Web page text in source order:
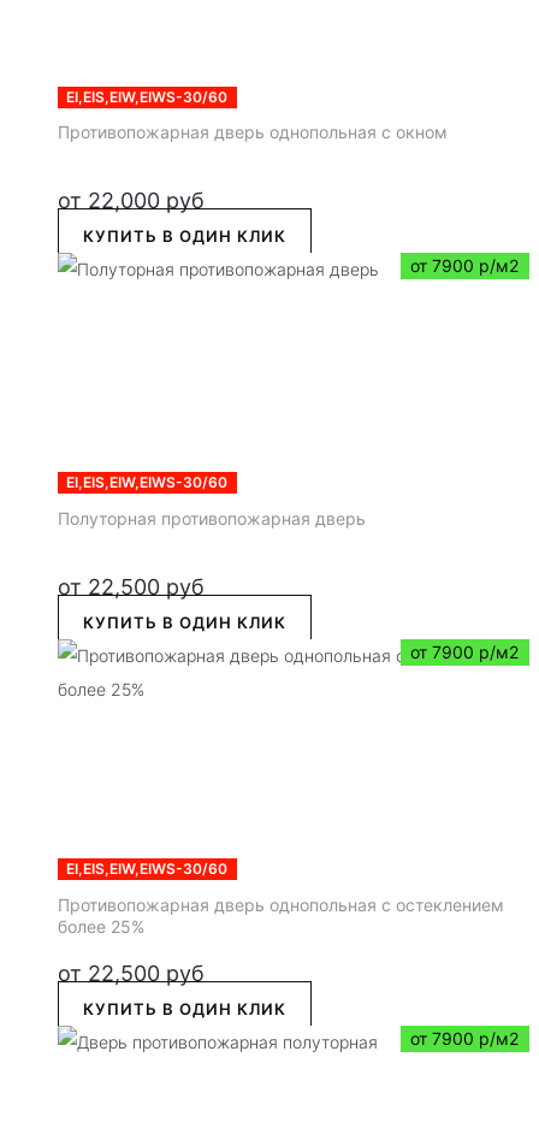
EI,EIS,EIW,EIWS-30/60
Противопожарная дверь однопольная с окном
от 22,000 руб
КУПИТЬ В ОДИН КЛИК
от 7900 р/м2
EI,EIS,EIW,EIWS-30/60
Полуторная противопожарная дверь
от 22,500 руб
КУПИТЬ В ОДИН КЛИК
от 7900 р/м2
EI,EIS,EIW,EIWS-30/60
Противопожарная дверь однопольная с остеклением
более 25%
от 22,500 руб
КУПИТЬ В ОДИН КЛИК
от 7900 р/м2